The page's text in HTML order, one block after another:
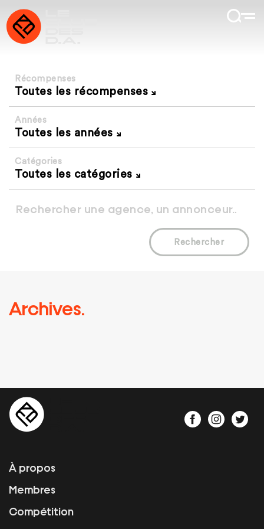
Récompenses
Toutes les récompenses
Années
Toutes les années
Catégories
Toutes les catégories
Rechercher
Archives.
À propos
Membres
Compétition